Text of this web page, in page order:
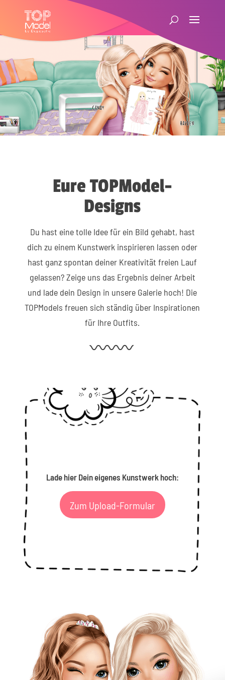
Eure TOPModel-
Designs
Du hast eine tolle Idee für ein Bild gehabt, hast
dich zu einem Kunstwerk inspirieren lassen oder
hast ganz spontan deiner Kreativität freien Lauf
gelassen? Zeige uns das Ergebnis deiner Arbeit
und lade dein Design in unsere Galerie hoch! Die
TOPModels freuen sich ständig über Inspirationen
für Ihre Outfits.
Lade hier Dein eigenes Kunstwerk hoch:
Zum Upload-Formular